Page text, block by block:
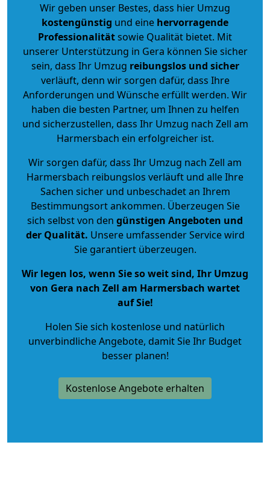
Wir geben unser Bestes, dass hier Umzug
kostengünstig und eine hervorragende
Professionalitätsowie Qualität bietet. Mit
unserer Unterstützung in Gera können Sie sicher
sein, dass Ihr Umzug reibungslos und sicher
verläuft, denn wir sorgen dafür, dass Ihre
Anforderungen und Wünsche erfüllt werden. Wir
haben die besten Partner, um Ihnen zu helfen
und sicherzustellen, dass Ihr Umzug nach Zell am
Harmersbach ein erfolgreicher ist.
Wir sorgen dafür, dass Ihr Umzug nach Zell am
Harmersbach reibungslos verläuft und alle Ihre
Sachen sicher und unbeschadet an Ihrem
Bestimmungsort ankommen. Überzeugen Sie
sich selbst von den günstigen Angeboten und
der Qualität. Unsere umfassender Service wird
Sie garantiert überzeugen.
Wir legen los, wenn Sie so weit sind, Ihr Umzug
von Gera nach Zell am Harmersbach wartet
auf Sie!
Holen Sie sich kostenlose und natürlich
unverbindliche Angebote, damit Sie Ihr Budget
besser planen!
Kostenlose Angebote erhalten